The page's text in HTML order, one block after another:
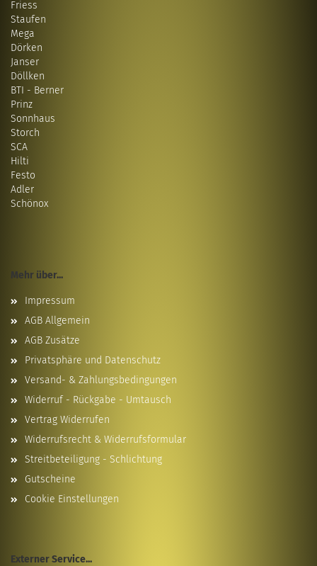
Friess
Staufen
Mega
Dörken
Janser
Döllken
BTI - Berner
Prinz
Sonnhaus
Storch
SCA
Hilti
Festo
Adler
Schönox
Mehr über...
Impressum
AGB Allgemein
AGB Zusätze
Privatsphäre und Datenschutz
Versand- & Zahlungsbedingungen
Widerruf - Rückgabe - Umtausch
Vertrag Widerrufen
Widerrufsrecht & Widerrufsformular
Streitbeteiligung - Schlichtung
Gutscheine
Cookie Einstellungen
Externer Service...